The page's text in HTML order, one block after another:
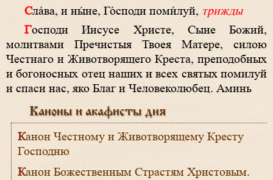
Сла́ва, и ны́не, Го́споди поми́луй,трижды
Господи Иисусе Христе, Сыне Божий,
молитвами Пречистыя Твоея Матере, силою
Честнаго и Животворящего Креста, преподобных
и богоносных отец наших и всех святых помилуй
и спаси нас, яко Благ и Человеколюбец. Аминь
Каноны и акафисты дня
Канон Честному и Животворящему Кресту
Господню
Канон Божественным Страстям Христовым.